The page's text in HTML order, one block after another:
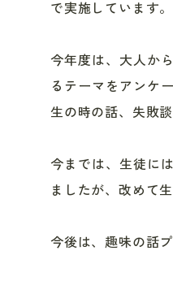
で実施しています。
今年度は、大人か
るテーマをアンケ
生の時の話、失敗
今までは、生徒に
ましたが、改めて
今後は、趣味の話